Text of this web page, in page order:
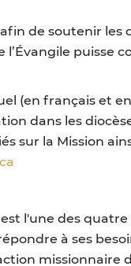
de soutenir les
puisse
(en français et
dans les
sur la Mission
l'une des
à ses
missionnaire